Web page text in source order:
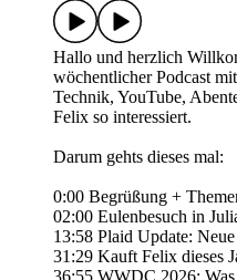
Hallo und herzlich
wöchentlicher Podcast
Technik, YouTube,
Felix so interessiert.
Darum gehts dieses mal:
0:00 Begrüßung +
02:00 Eulenbesuch in
13:58 Plaid Update:
31:29 Kauft Felix dieses